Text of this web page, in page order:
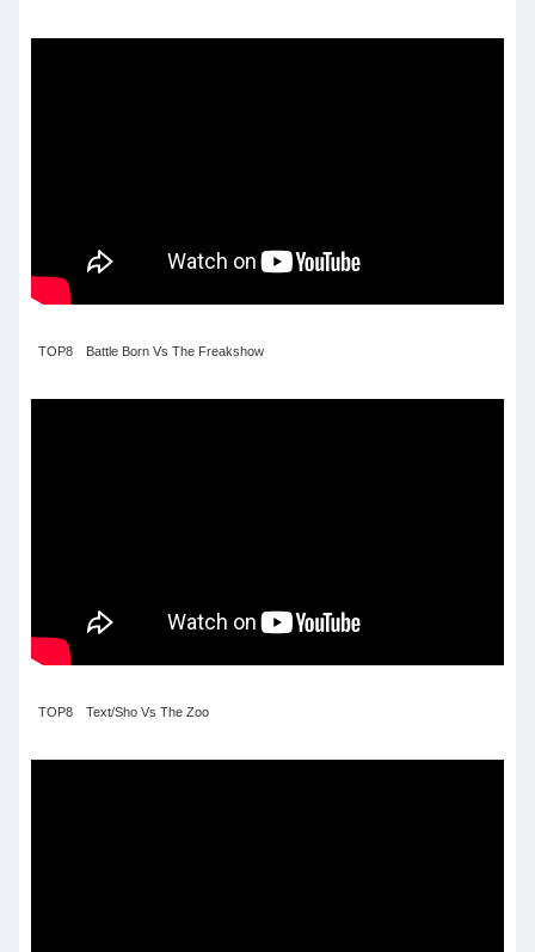
TOP8 Battle Born Vs The Freakshow
TOP8 Text/Sho Vs The Zoo